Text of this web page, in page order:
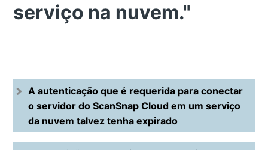
serviço na nuvem."
A autenticação que é requerida para conectar
o servidor do ScanSnap Cloud em um serviço
da nuvem talvez tenha expirado